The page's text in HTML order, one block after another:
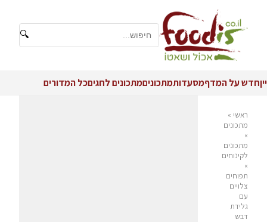
🔍
ייןחדש על המדףמסעדותמתכוניםמתכונים לחגיםכל המדורים
ראשי »
מתכונים
»
מתכונים
לקינוחים
»
תפוחים
צלויים
עם
גלידת
דבש